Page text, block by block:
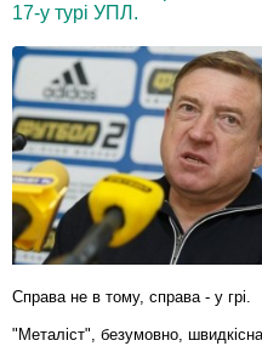
17-у турі УПЛ.
Справа не в тому, справа - у грі.
"Металіст", безумовно,